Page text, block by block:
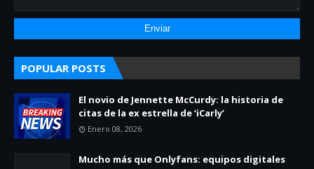
POPULAR POSTS
El novio de Jennette McCurdy: la historia de
citas de la ex estrella de ‘iCarly’
Enero 08, 2026
Mucho más que Onlyfans: equipos digitales